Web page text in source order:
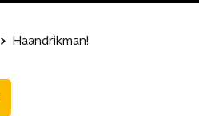
Haandrikman!